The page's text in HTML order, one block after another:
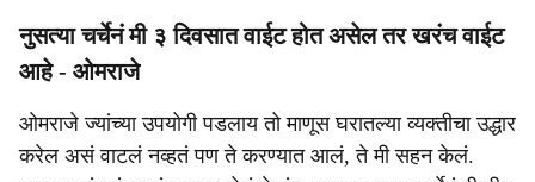
नुसत्या चर्चेनं मी ३ दिवसात वाईट होत असेल तर खरंच वाईट
आहे - ओमराजे
ओमराजे ज्यांच्या उपयोगी पडलाय तो माणूस घरातल्या व्यक्तीचा उद्धार
करेल असं वाटलं नव्हतं पण ते करण्यात आलं, ते मी सहन केलं.